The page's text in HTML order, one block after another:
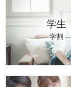
学生
― 学割